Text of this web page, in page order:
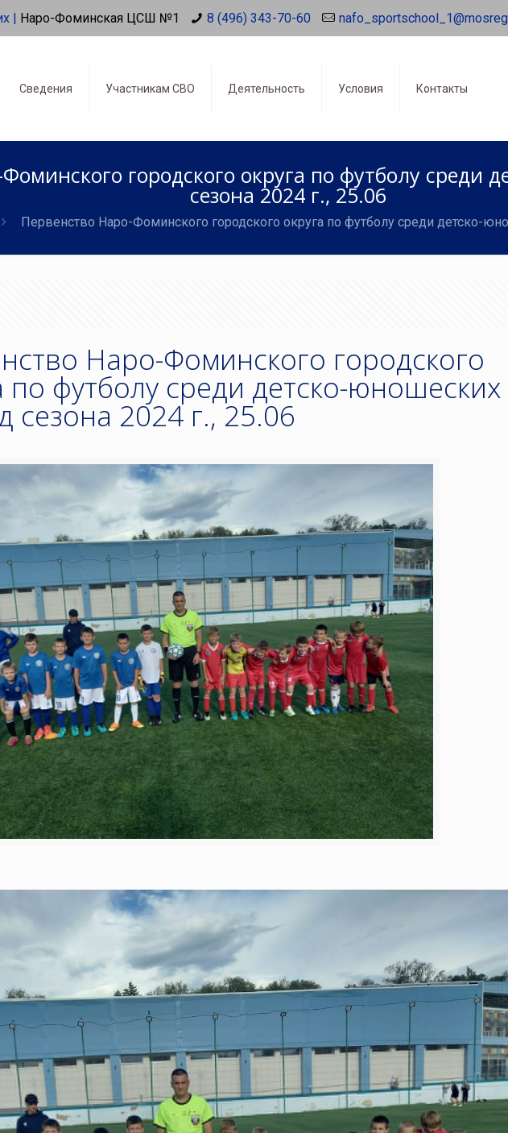
| Наро-Фоминская ЦСШ №1 8 (496) 343-70-60
Сведения Участникам СВО Деятельность Условия Контакты
городского округа по футболу среди
сезона 2024 г., 25.06
Первенство Наро-Фоминского городского округа по футболу среди детско-
Наро-Фоминского городского
по футболу среди детско-юношеских
сезона 2024 г., 25.06